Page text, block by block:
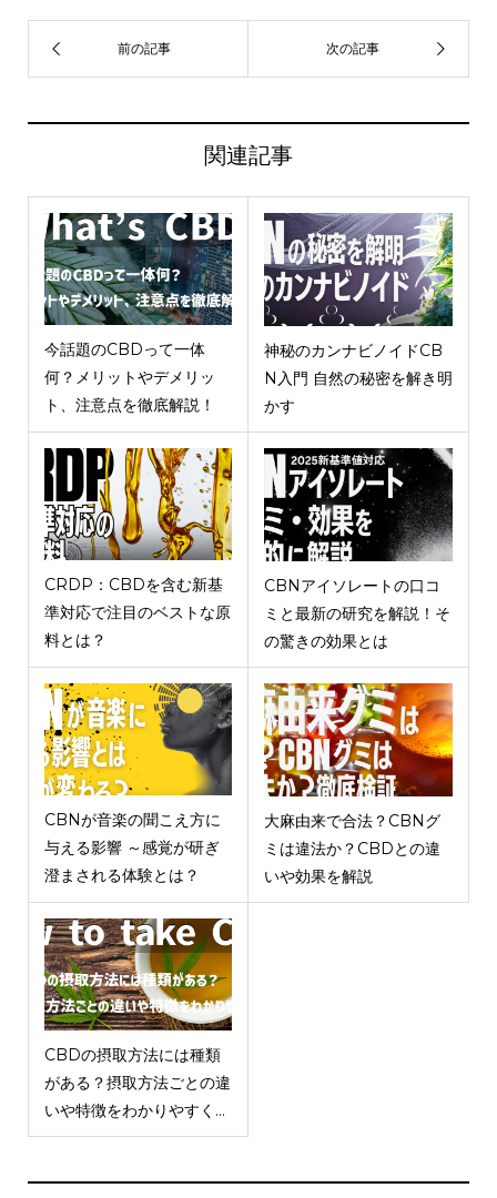
関連記事
今話題のCBDって一体
何？メリットやデメリッ
ト、注意点を徹底解説！
神秘のカンナビノイドCB
N入門 自然の秘密を解き明
かす
CRDP：CBDを含む新基
準対応で注目のベストな原
料とは？
CBNアイソレートの口コ
ミと最新の研究を解説！そ
の驚きの効果とは
CBNが音楽の聞こえ方に
与える影響 ～感覚が研ぎ
澄まされる体験とは？
大麻由来で合法？CBNグ
ミは違法か？CBDとの違
いや効果を解説
CBDの摂取方法には種類
がある？摂取方法ごとの違
いや特徴をわかりやすく...